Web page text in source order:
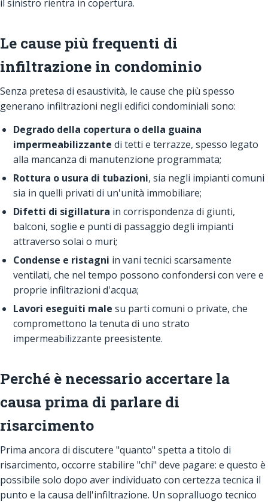
il sinistro rientra in copertura.
Le cause più frequenti di
infiltrazione in condominio
Senza pretesa di esaustività, le cause che più spesso
generano infiltrazioni negli edifici condominiali sono:
Degrado della copertura o della guaina
impermeabilizzante di tetti e terrazze, spesso legato
alla mancanza di manutenzione programmata;
Rottura o usura di tubazioni, sia negli impianti comuni
sia in quelli privati di un'unità immobiliare;
Difetti di sigillatura in corrispondenza di giunti,
balconi, soglie e punti di passaggio degli impianti
attraverso solai o muri;
Condense e ristagni in vani tecnici scarsamente
ventilati, che nel tempo possono confondersi con vere e
proprie infiltrazioni d'acqua;
Lavori eseguiti male su parti comuni o private, che
compromettono la tenuta di uno strato
impermeabilizzante preesistente.
Perché è necessario accertare la
causa prima di parlare di
risarcimento
Prima ancora di discutere "quanto" spetta a titolo di
risarcimento, occorre stabilire "chi" deve pagare: e questo è
possibile solo dopo aver individuato con certezza tecnica il
punto e la causa dell'infiltrazione. Un sopralluogo tecnico